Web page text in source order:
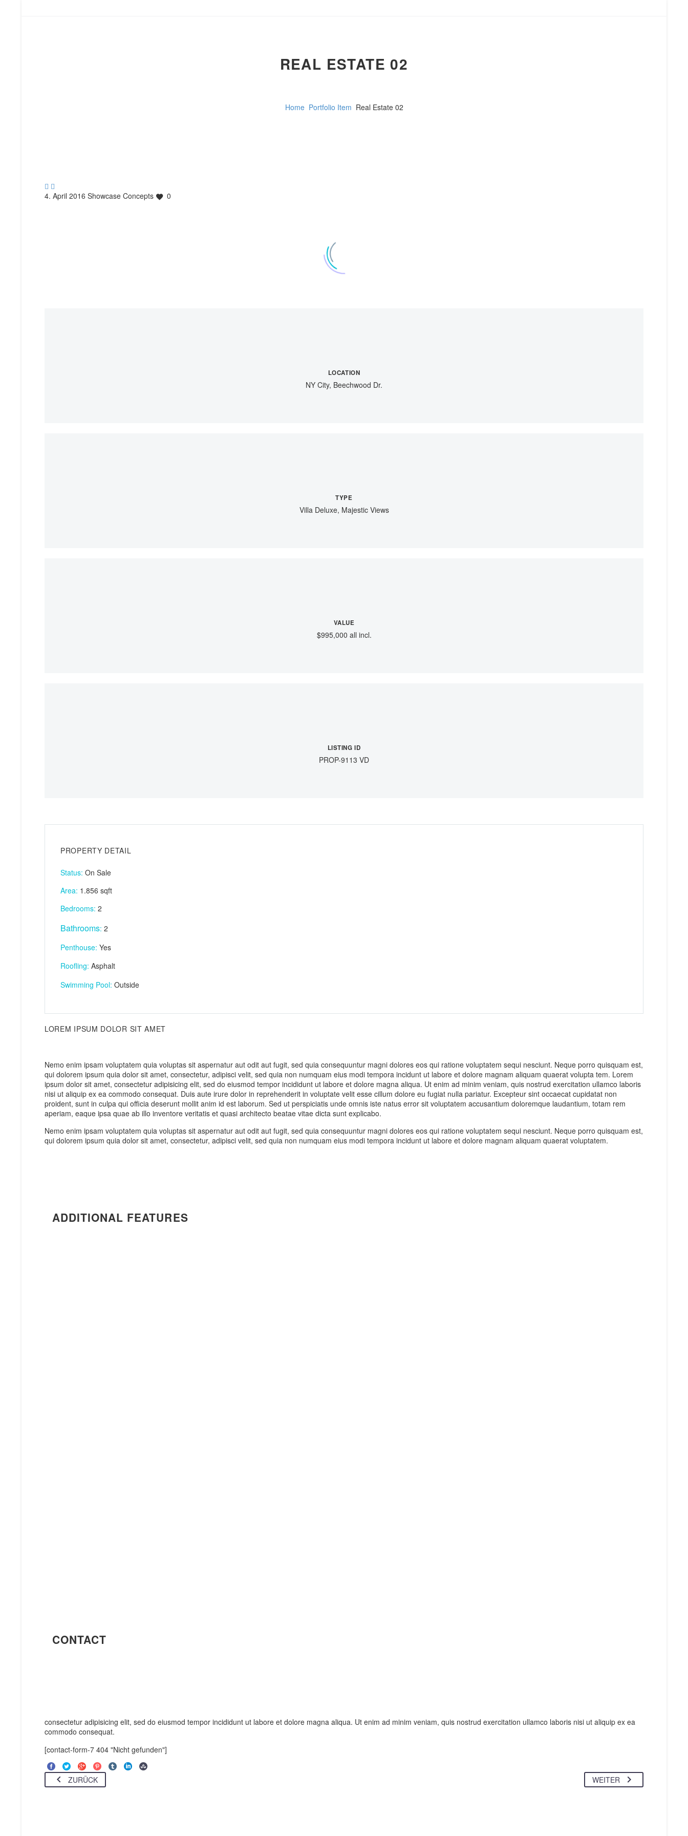
REAL ESTATE 02
Home Portfolio Item Real Estate 02
 
4. April 2016 Showcase Concepts 0
LOCATION
NY City, Beechwood Dr.
TYPE
Villa Deluxe, Majestic Views
VALUE
$995,000 all incl.
LISTING ID
PROP-9113 VD
PROPERTY DETAIL
Status: On Sale
Area: 1.856 sqft
Bedrooms: 2
Bathrooms: 2
Penthouse: Yes
Roofling: Asphalt
Swimming Pool: Outside
LOREM IPSUM DOLOR SIT AMET
Nemo enim ipsam voluptatem quia voluptas sit aspernatur aut odit aut fugit, sed quia consequuntur magni dolores eos qui ratione voluptatem sequi nesciunt. Neque porro quisquam est,
qui dolorem ipsum quia dolor sit amet, consectetur, adipisci velit, sed quia non numquam eius modi tempora incidunt ut labore et dolore magnam aliquam quaerat volupta tem. Lorem
ipsum dolor sit amet, consectetur adipisicing elit, sed do eiusmod tempor incididunt ut labore et dolore magna aliqua. Ut enim ad minim veniam, quis nostrud exercitation ullamco laboris
nisi ut aliquip ex ea commodo consequat. Duis aute irure dolor in reprehenderit in voluptate velit esse cillum dolore eu fugiat nulla pariatur. Excepteur sint occaecat cupidatat non
proident, sunt in culpa qui officia deserunt mollit anim id est laborum. Sed ut perspiciatis unde omnis iste natus error sit voluptatem accusantium doloremque laudantium, totam rem
aperiam, eaque ipsa quae ab illo inventore veritatis et quasi architecto beatae vitae dicta sunt explicabo.
Nemo enim ipsam voluptatem quia voluptas sit aspernatur aut odit aut fugit, sed quia consequuntur magni dolores eos qui ratione voluptatem sequi nesciunt. Neque porro quisquam est,
qui dolorem ipsum quia dolor sit amet, consectetur, adipisci velit, sed quia non numquam eius modi tempora incidunt ut labore et dolore magnam aliquam quaerat voluptatem.
ADDITIONAL FEATURES
CONTACT
consectetur adipisicing elit, sed do eiusmod tempor incididunt ut labore et dolore magna aliqua. Ut enim ad minim veniam, quis nostrud exercitation ullamco laboris nisi ut aliquip ex ea
commodo consequat.
[contact-form-7 404 "Nicht gefunden"]
ZURÜCK WEITER